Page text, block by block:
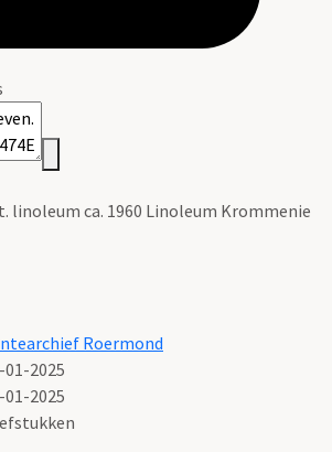
linoleum ca. 1960 Linoleum Krommenie
Roermond
2025
2025